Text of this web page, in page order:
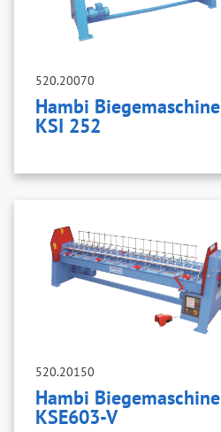
520.20070
Hambi Biegemaschine
KSI 252
520.20150
Hambi Biegemaschine
KSE603-V